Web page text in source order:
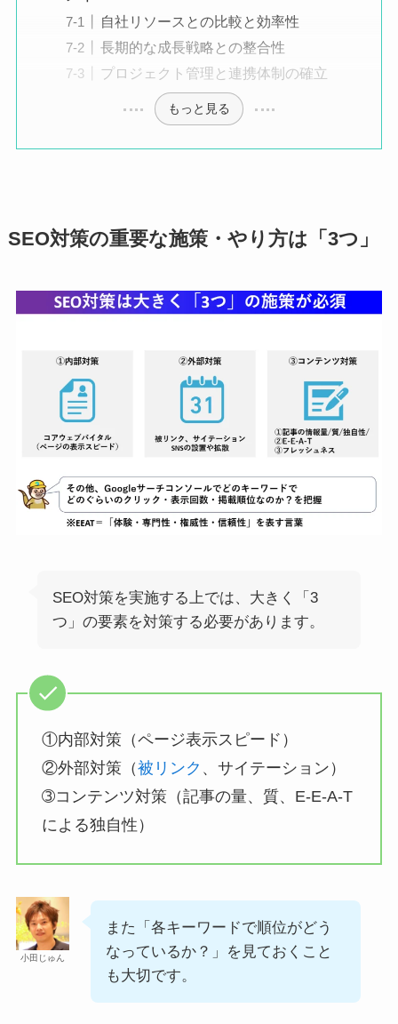
自社リソースとの比較と効率性
長期的な成長戦略との整合性
プロジェクト管理と連携体制の確立
もっと見る
SEO対策の重要な施策・やり方は「3つ」
SEO対策を実施する上では、大きく「3
つ」の要素を対策する必要があります。
①内部対策（ページ表示スピード）
②外部対策（被リンク 、サイテーション）
➂コンテンツ対策（記事の量、質、E-E-A-T
による独自性）
小田じゅん
また「各キーワードで順位がどう
なっているか？」を見ておくこと
も大切です。